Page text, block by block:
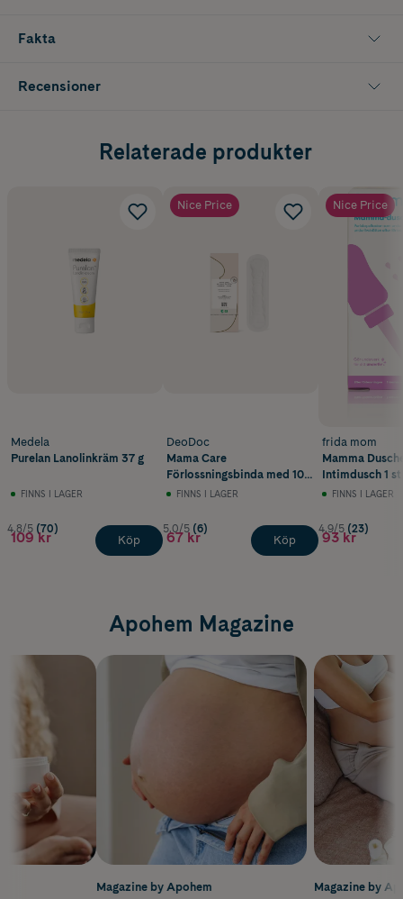
Fakta
Recensioner
Relaterade produkter
Medela
Purelan Lanolinkräm 37 g
FINNS I LAGER
4.8/5 (70)
109 kr Köp
Nice Price
DeoDoc
Mama Care
Förlossningsbinda med 100
% ekologisk bomull 10st
FINNS I LAGER
5.0/5 (6)
67 kr Köp
Nice Price
frida mom
Mamma
Intimdusch 1 st
FINNS I LAGER
4.9/5 (23)
93 kr
Apohem Magazine
Magazine by
Magazine by Apohem